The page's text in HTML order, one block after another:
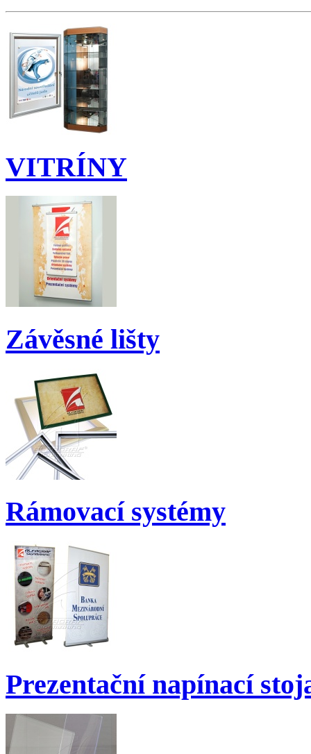
VITRÍNY
Závěsné lišty
Rámovací systémy
Prezentační napínací